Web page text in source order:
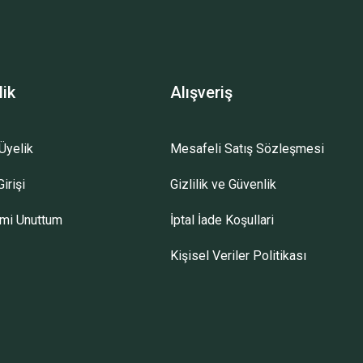
Unuttum
Alışveriş
Mesafeli Satış Sözleşmesi
Gizlilik ve Güvenlik
İptal İade Koşullari
Kişisel Veriler Politikası